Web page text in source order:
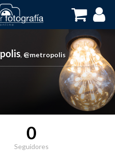
, @metropolis
0
Seguidores